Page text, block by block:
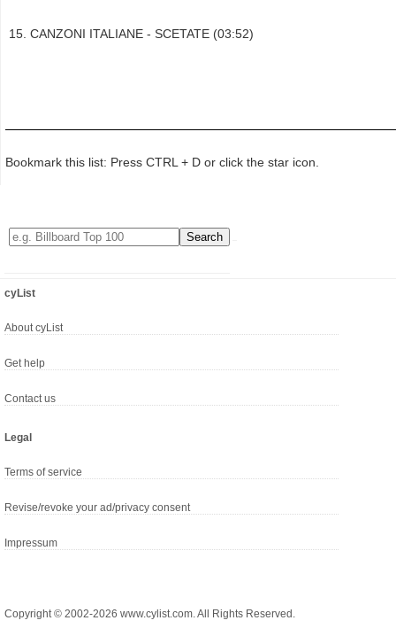
CANZONI ITALIANE - SCETATE (03:52)
Bookmark this list: Press CTRL + D or click the star icon.
cyList
About cyList
Get help
Contact us
Legal
Terms of service
Revise/revoke your ad/privacy consent
Impressum
Copyright © 2002-2026 www.cylist.com. All Rights Reserved.